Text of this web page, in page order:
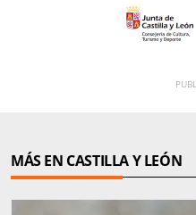
MÁS EN CASTILLA Y LEÓN